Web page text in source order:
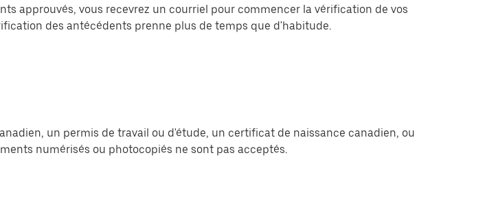
approuvés, vous recevrez un courriel pour commencer la vérification de vos
des antécédents prenne plus de temps que d'habitude.
un permis de travail ou d'étude, un certificat de naissance canadien, ou
numérisés ou photocopiés ne sont pas acceptés.